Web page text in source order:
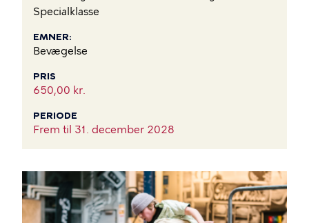
Specialklasse
EMNER
Bevægelse
PRIS
650,00 kr.
PERIODE
Frem til 31. december 2028
BILLEDE